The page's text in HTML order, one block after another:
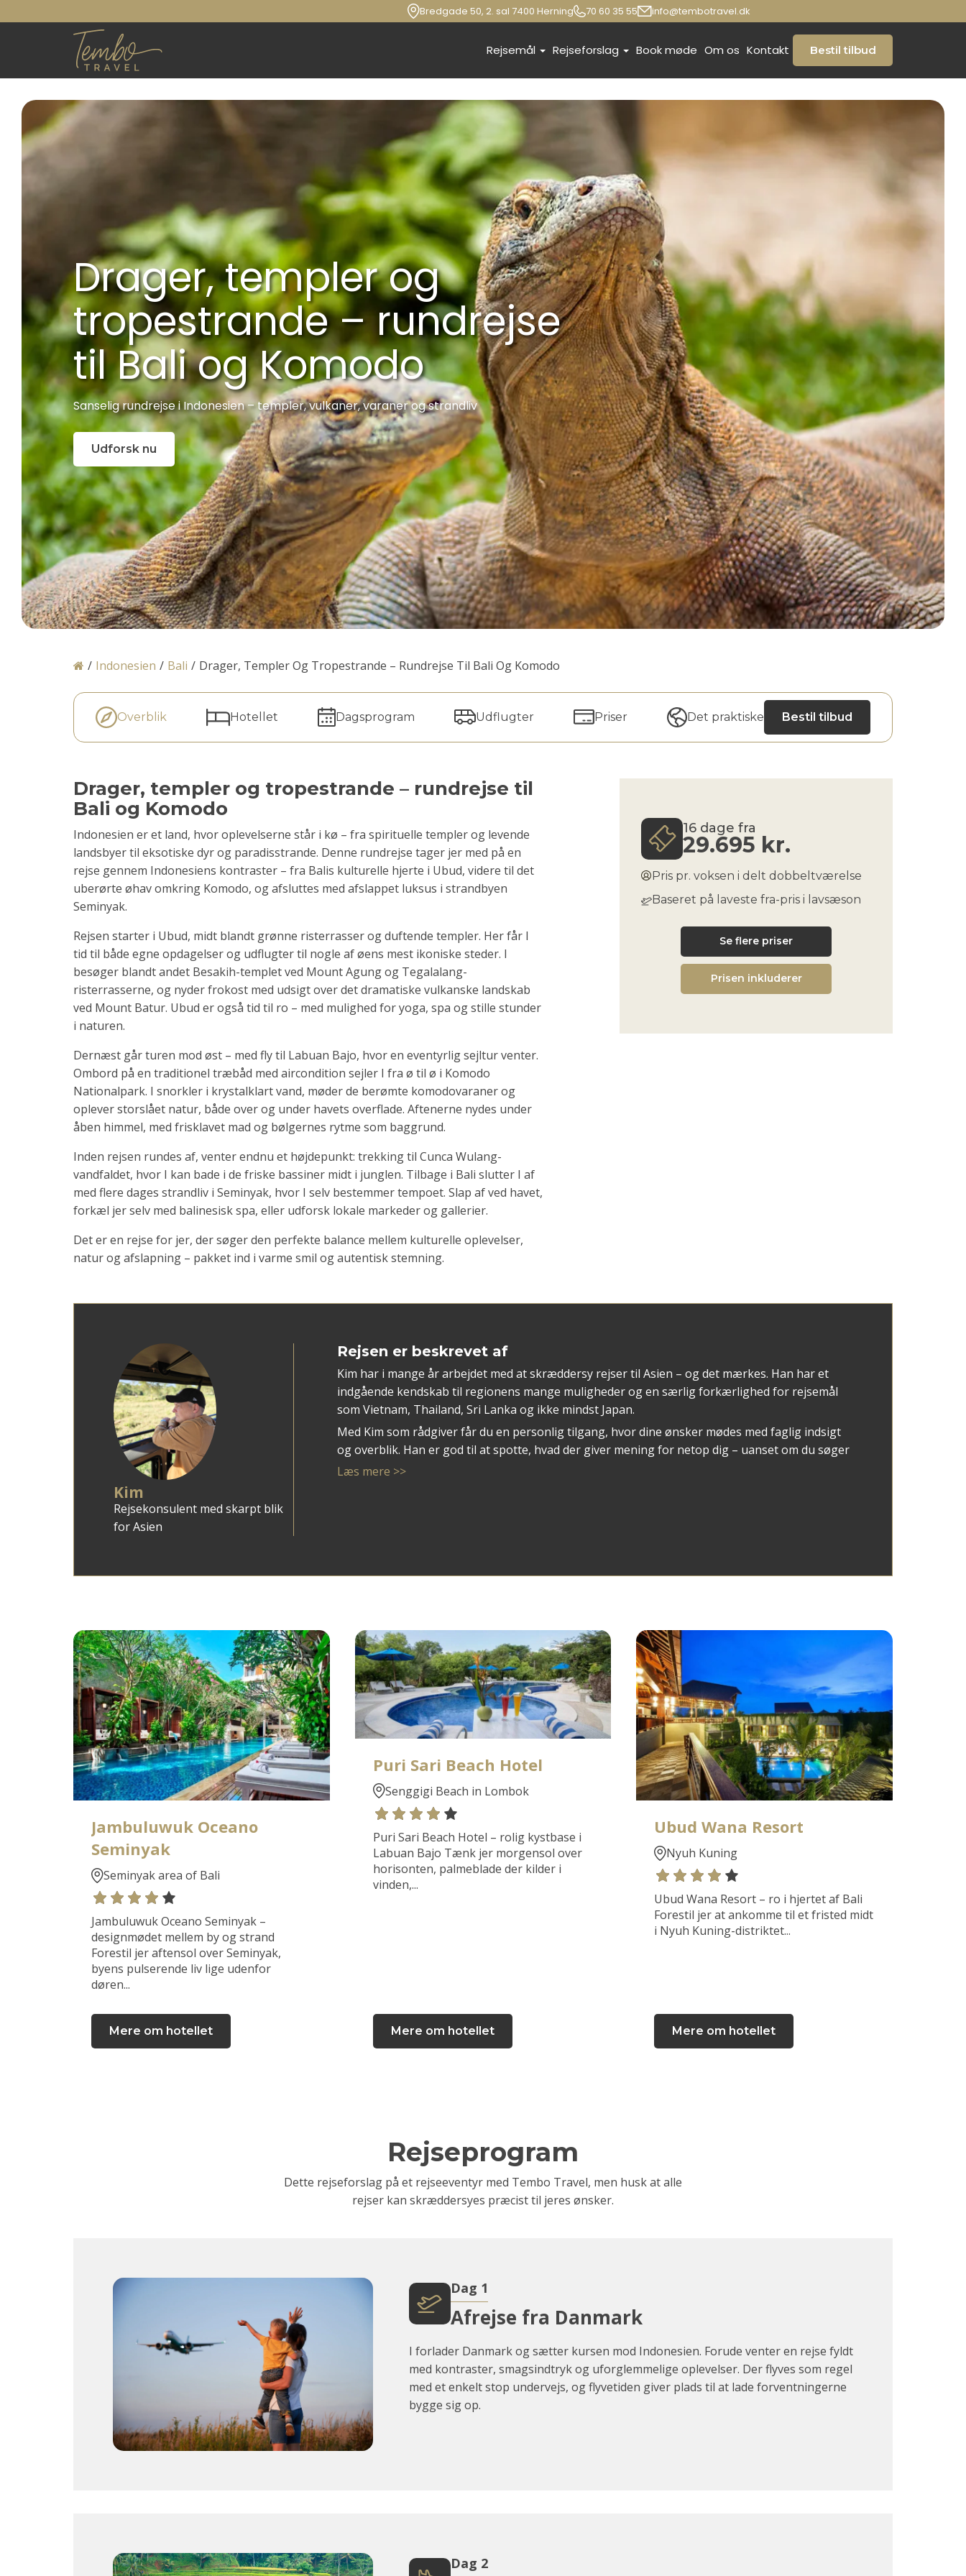
Bredgade 50, 2. sal 7400 Herning 70 60 35 55 info@tembotravel.dk
Rejsemål Rejseforslag Book møde Om os Kontakt Bestil tilbud
Drager, templer og
tropestrande – rundrejse
til Bali og Komodo
Sanselig rundrejse i Indonesien – templer, vulkaner, varaner og strandliv
Udforsk nu
/ Indonesien / Bali / Drager, Templer Og Tropestrande – Rundrejse Til Bali Og Komodo
Overblik Hotellet Dagsprogram Udflugter Priser Det praktiske Bestil tilbud
Drager, templer og tropestrande – rundrejse til
Bali og Komodo
Indonesien er et land, hvor oplevelserne står i kø – fra spirituelle templer og levende
landsbyer til eksotiske dyr og paradisstrande. Denne rundrejse tager jer med på en
rejse gennem Indonesiens kontraster – fra Balis kulturelle hjerte i Ubud, videre til det
uberørte øhav omkring Komodo, og afsluttes med afslappet luksus i strandbyen
Seminyak.
Rejsen starter i Ubud, midt blandt grønne risterrasser og duftende templer. Her får I
tid til både egne opdagelser og udflugter til nogle af øens mest ikoniske steder. I
besøger blandt andet Besakih-templet ved Mount Agung og Tegalalang-
risterrasserne, og nyder frokost med udsigt over det dramatiske vulkanske landskab
ved Mount Batur. Ubud er også tid til ro – med mulighed for yoga, spa og stille stunder
i naturen.
Dernæst går turen mod øst – med fly til Labuan Bajo, hvor en eventyrlig sejltur venter.
Ombord på en traditionel træbåd med aircondition sejler I fra ø til ø i Komodo
Nationalpark. I snorkler i krystalklart vand, møder de berømte komodovaraner og
oplever storslået natur, både over og under havets overflade. Aftenerne nydes under
åben himmel, med frisklavet mad og bølgernes rytme som baggrund.
Inden rejsen rundes af, venter endnu et højdepunkt: trekking til Cunca Wulang-
vandfaldet, hvor I kan bade i de friske bassiner midt i junglen. Tilbage i Bali slutter I af
med flere dages strandliv i Seminyak, hvor I selv bestemmer tempoet. Slap af ved havet,
forkæl jer selv med balinesisk spa, eller udforsk lokale markeder og gallerier.
Det er en rejse for jer, der søger den perfekte balance mellem kulturelle oplevelser,
natur og afslapning – pakket ind i varme smil og autentisk stemning.
16 dage fra
29.695 kr.
Pris pr. voksen i delt dobbeltværelse
Baseret på laveste fra-pris i lavsæson
Se flere priser
Prisen inkluderer
Rejsen er beskrevet af
Kim har i mange år arbejdet med at skræddersy rejser til Asien – og det mærkes. Han har et
indgående kendskab til regionens mange muligheder og en særlig forkærlighed for rejsemål
som Vietnam, Thailand, Sri Lanka og ikke mindst Japan.
Med Kim som rådgiver får du en personlig tilgang, hvor dine ønsker mødes med faglig indsigt
og overblik. Han er god til at spotte, hvad der giver mening for netop dig – uanset om du søger
autentiske oplevelser, høj komfort eller en blanding af begge dele.
Læs mere >>
Kim
Rejsekonsulent med skarpt blik
for Asien
Jambuluwuk Oceano
Seminyak
Seminyak area of Bali
Jambuluwuk Oceano Seminyak –
designmødet mellem by og strand
Forestil jer aftensol over Seminyak,
byens pulserende liv lige udenfor
døren...
Mere om hotellet
Puri Sari Beach Hotel
Senggigi Beach in Lombok
Puri Sari Beach Hotel – rolig kystbase i
Labuan Bajo Tænk jer morgensol over
horisonten, palmeblade der kilder i
vinden,...
Mere om hotellet
Ubud Wana Resort
Nyuh Kuning
Ubud Wana Resort – ro i hjertet af Bali
Forestil jer at ankomme til et fristed midt
i Nyuh Kuning-distriktet...
Mere om hotellet
Rejseprogram
Dette rejseforslag på et rejseeventyr med Tembo Travel, men husk at alle
rejser kan skræddersyes præcist til jeres ønsker.
Dag 1
Afrejse fra Danmark
I forlader Danmark og sætter kursen mod Indonesien. Forude venter en rejse fyldt
med kontraster, smagsindtryk og uforglemmelige oplevelser. Der flyves som regel
med et enkelt stop undervejs, og flyvetiden giver plads til at lade forventningerne
bygge sig op.
Dag 2